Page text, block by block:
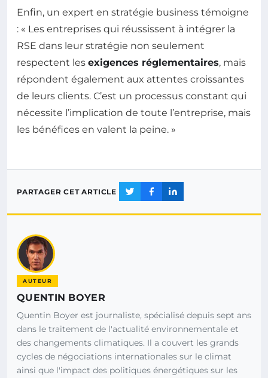
Enfin, un expert en stratégie business témoigne
: « Les entreprises qui réussissent à intégrer la
RSE dans leur stratégie non seulement
respectent les exigences réglementaires, mais
répondent également aux attentes croissantes
de leurs clients. C’est un processus constant qui
nécessite l’implication de toute l’entreprise, mais
les bénéfices en valent la peine. »
PARTAGER CET ARTICLE
AUTEUR
QUENTIN BOYER
Quentin Boyer est journaliste, spécialisé depuis sept ans
dans le traitement de l'actualité environnementale et
des changements climatiques. Il a couvert les grands
cycles de négociations internationales sur le climat
ainsi que l'impact des politiques énergétiques sur les